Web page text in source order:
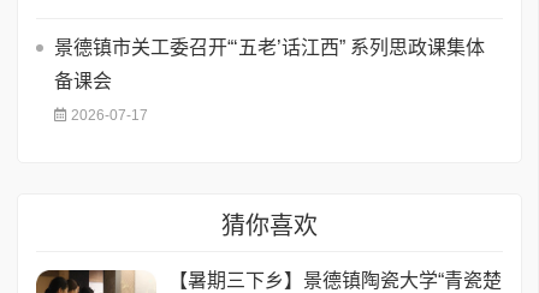
景德镇市关工委召开“‘五老’话江西” 系列思政课集体
备课会
2026-07-17
猜你喜欢
【暑期三下乡】景德镇陶瓷大学“青瓷楚